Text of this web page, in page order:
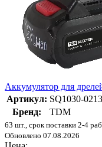
Аккумулятор для
Артикул: SQ1030-0213
Бренд:
TDM
63 шт., срок поставки 2-4
Обновлено 07.08.2026